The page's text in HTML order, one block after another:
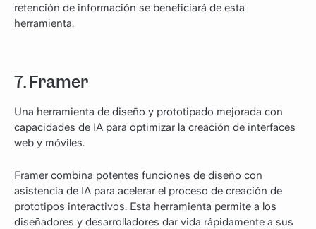
retención de información se beneficiará de esta
herramienta.
7. Framer
Una herramienta de diseño y prototipado mejorada con
capacidades de IA para optimizar la creación de interfaces
web y móviles.
Framer combina potentes funciones de diseño con
asistencia de IA para acelerar el proceso de creación de
prototipos interactivos. Esta herramienta permite a los
diseñadores y desarrolladores dar vida rápidamente a sus